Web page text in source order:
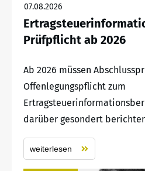
07.08.2026
Prüfpflicht ab 2026
Ab 2026 müssen
Offenlegungspflicht zum
darüber gesondert
weiterlesen